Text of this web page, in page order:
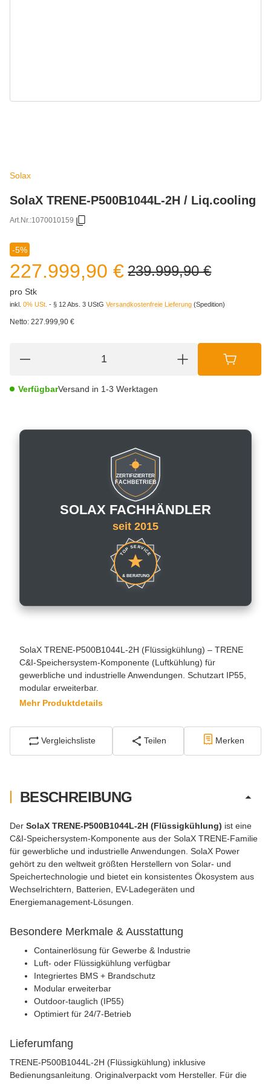
Solax
SolaX TRENE-P500B1044L-2H / Liq.cooling
Art.Nr.:1070010159
-5%
227.999,90 € 239.999,90 €
pro Stk
inkl. 0% USt. - § 12 Abs. 3 UStG Versandkostenfreie Lieferung (Spedition)
Netto: 227.999,90 €
VerfügbarVersand in 1-3 Werktagen
ZERTIFIZIERTER
FACHBETRIEB
SOLAX FACHHÄNDLER
seit 2015
TOP SERVICE
& BERATUNG
SolaX TRENE-P500B1044L-2H (Flüssigkühlung) – TRENE
C&I-Speichersystem-Komponente (Luftkühlung) für
gewerbliche und industrielle Anwendungen. Schutzart IP55,
modular erweiterbar.
Mehr Produktdetails
Vergleichsliste Teilen Merken
BESCHREIBUNG
Der SolaX TRENE-P500B1044L-2H (Flüssigkühlung) ist eine
C&I-Speichersystem-Komponente aus der SolaX TRENE-Familie
für gewerbliche und industrielle Anwendungen. SolaX Power
gehört zu den weltweit größten Herstellern von Solar- und
Speichertechnologie und bietet ein konsistentes Ökosystem aus
Wechselrichtern, Batterien, EV-Ladegeräten und
Energiemanagement-Lösungen.
Besondere Merkmale & Ausstattung
Containerlösung für Gewerbe & Industrie
Luft- oder Flüssigkühlung verfügbar
Integriertes BMS + Brandschutz
Modular erweiterbar
Outdoor-tauglich (IP55)
Optimiert für 24/7-Betrieb
Lieferumfang
TRENE-P500B1044L-2H (Flüssigkühlung) inklusive
Bedienungsanleitung. Originalverpackt vom Hersteller. Für die